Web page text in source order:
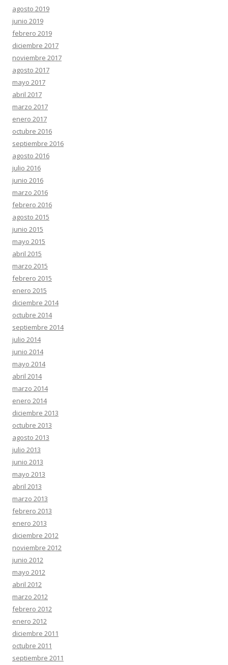
agosto 2019
junio 2019
febrero 2019
diciembre 2017
noviembre 2017
agosto 2017
mayo 2017
abril 2017
marzo 2017
enero 2017
octubre 2016
septiembre 2016
agosto 2016
julio 2016
junio 2016
marzo 2016
febrero 2016
agosto 2015
junio 2015
mayo 2015
abril 2015
marzo 2015
febrero 2015
enero 2015
diciembre 2014
octubre 2014
septiembre 2014
julio 2014
junio 2014
mayo 2014
abril 2014
marzo 2014
enero 2014
diciembre 2013
octubre 2013
agosto 2013
julio 2013
junio 2013
mayo 2013
abril 2013
marzo 2013
febrero 2013
enero 2013
diciembre 2012
noviembre 2012
junio 2012
mayo 2012
abril 2012
marzo 2012
febrero 2012
enero 2012
diciembre 2011
octubre 2011
septiembre 2011